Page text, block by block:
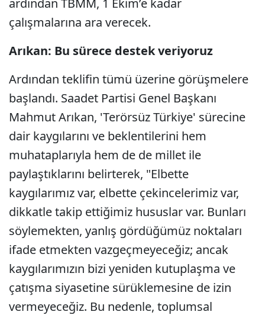
ardından TBMM, 1 Ekim’e kadar
çalışmalarına ara verecek.
Arıkan: Bu sürece destek veriyoruz
Ardından teklifin tümü üzerine görüşmelere
başlandı. Saadet Partisi Genel Başkanı
Mahmut Arıkan, 'Terörsüz Türkiye' sürecine
dair kaygılarını ve beklentilerini hem
muhataplarıyla hem de de millet ile
paylaştıklarını belirterek, "Elbette
kaygılarımız var, elbette çekincelerimiz var,
dikkatle takip ettiğimiz hususlar var. Bunları
söylemekten, yanlış gördüğümüz noktaları
ifade etmekten vazgeçmeyeceğiz; ancak
kaygılarımızın bizi yeniden kutuplaşma ve
çatışma siyasetine sürüklemesine de izin
vermeyeceğiz. Bu nedenle, toplumsal